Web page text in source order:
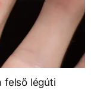
felső légúti